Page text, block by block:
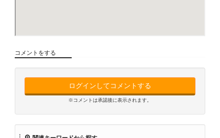
コメントをする
ログインしてコメントする
※コメントは承認後に表示されます。